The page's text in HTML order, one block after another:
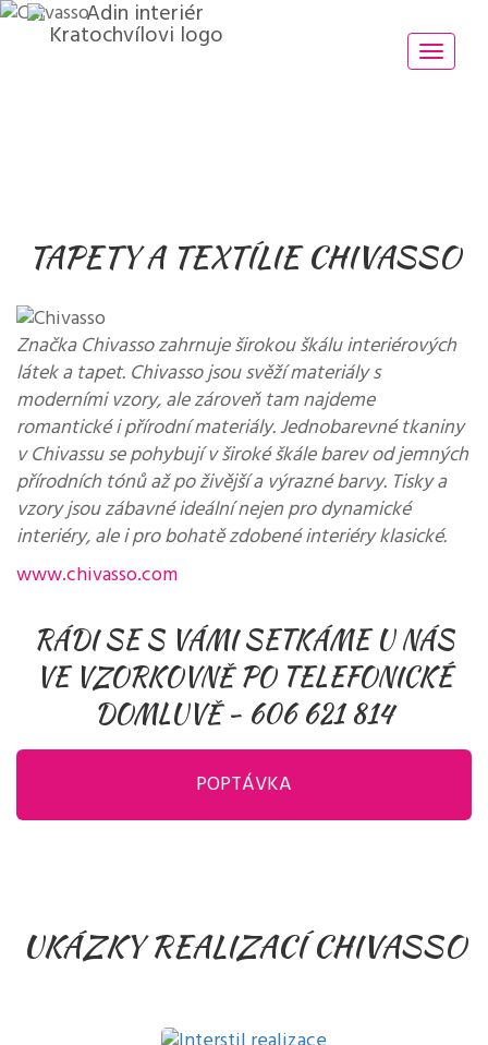
Toggle
TAPETY A TEXTÍLIE CHIVASSO
Značka Chivasso zahrnuje širokou škálu interiérových
látek a tapet. Chivasso jsou svěží materiály s
moderními vzory, ale zároveň tam najdeme
romantické i přírodní materiály. Jednobarevné tkaniny
v Chivassu se pohybují v široké škále barev od jemných
přírodních tónů až po živější a výrazné barvy. Tisky a
vzory jsou zábavné ideální nejen pro dynamické
interiéry, ale i pro bohatě zdobené interiéry klasické.
www.chivasso.com
RÁDI SE S VÁMI SETKÁME U NÁS
VE VZORKOVNĚ PO TELEFONICKÉ
DOMLUVĚ - 606 621 814
POPTÁVKA
UKÁZKY REALIZACÍ CHIVASSO